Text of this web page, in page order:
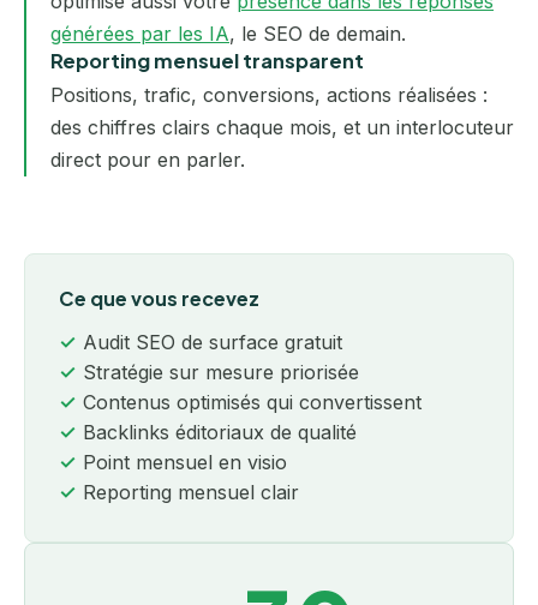
générées par les IA, le SEO de demain.
Reporting mensuel transparent
Positions, trafic, conversions, actions réalisées :
des chiffres clairs chaque mois, et un interlocuteur
direct pour en parler.
Ce que vous recevez
Audit SEO de surface gratuit
Stratégie sur mesure priorisée
Contenus optimisés qui convertissent
Backlinks éditoriaux de qualité
Point mensuel en visio
Reporting mensuel clair